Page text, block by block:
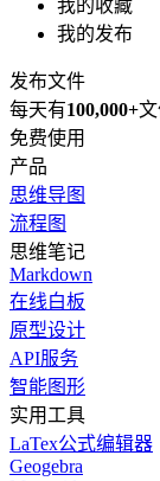
我的收藏
我的发布
发布文件
每天有100,000+文
免费使用
产品
思维导图
流程图
思维笔记
Markdown
在线白板
原型设计
API服务
智能图形
实用工具
LaTex公式编辑器
Geogebra